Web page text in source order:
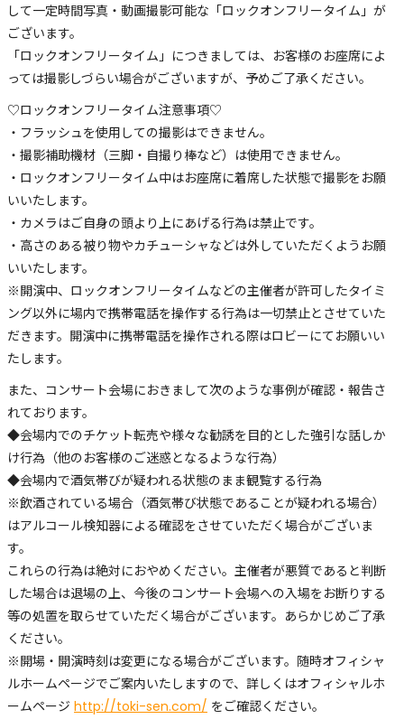
して一定時間写真・動画撮影可能な「ロックオンフリータイム」が
ございます。
「ロックオンフリータイム」につきましては、お客様のお座席によ
っては撮影しづらい場合がございますが、予めご了承ください。
♡ロックオンフリータイム注意事項♡
・フラッシュを使用しての撮影はできません。
・撮影補助機材（三脚・自撮り棒など）は使用できません。
・ロックオンフリータイム中はお座席に着席した状態で撮影をお願
いいたします。
・カメラはご自身の頭より上にあげる行為は禁止です。
・高さのある被り物やカチューシャなどは外していただくようお願
いいたします。
※開演中、ロックオンフリータイムなどの主催者が許可したタイミ
ング以外に場内で携帯電話を操作する行為は一切禁止とさせていた
だきます。開演中に携帯電話を操作される際はロビーにてお願いい
たします。
また、コンサート会場におきまして次のような事例が確認・報告さ
れております。
◆会場内でのチケット転売や様々な勧誘を目的とした強引な話しか
け行為（他のお客様のご迷惑となるような行為）
◆会場内で酒気帯びが疑われる状態のまま観覧する行為
※飲酒されている場合（酒気帯び状態であることが疑われる場合）
はアルコール検知器による確認をさせていただく場合がございま
す。
これらの行為は絶対におやめください。主催者が悪質であると判断
した場合は退場の上、今後のコンサート会場への入場をお断りする
等の処置を取らせていただく場合がございます。あらかじめご了承
ください。
※開場・開演時刻は変更になる場合がございます。随時オフィシャ
ルホームページでご案内いたしますので、詳しくはオフィシャルホ
ームページ http://toki-sen.com/ をご確認ください。